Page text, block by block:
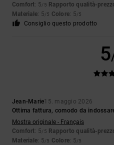
Comfort: 5/5 Rapporto qualità-
Materiale: 5/5 Colore: 5/5
Consiglio questo prodotto
5
Jean-Marie15. maggio 2026
Ottima fattura, comodo da
Mostra originale - Français
Comfort: 5/5 Rapporto qualità-
Materiale: 5/5 Colore: 5/5